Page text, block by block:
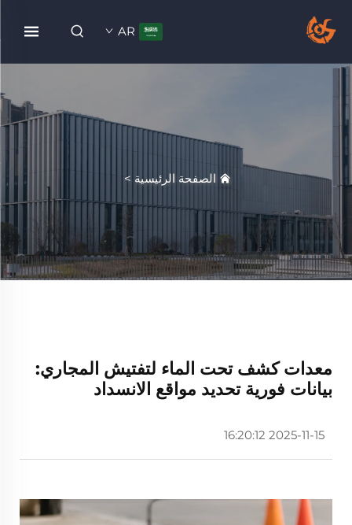
AR
الصفحة الرئيسية >
معدات كشف تحت الماء لتفتيش المجاري:
بيانات فورية تحديد مواقع الانسداد
2025-11-15 16:20:12